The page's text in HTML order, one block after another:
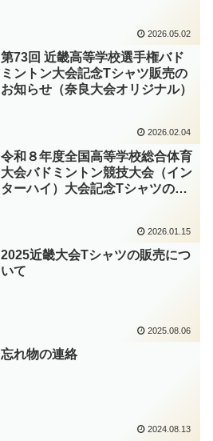
2026.05.02
第73回 近畿高等学校選手権バド
ミントン大会記念Tシャツ販売の
お知らせ（奈良大会オリジナル）
2026.02.04
令和８年度全国高等学校総合体育
大会バドミントン競技大会（イン
ターハイ）大会記念Tシャツの販
2026.01.15
2025近畿大会Tシャツの販売につ
いて
2025.08.06
忘れ物の連絡
2024.08.13